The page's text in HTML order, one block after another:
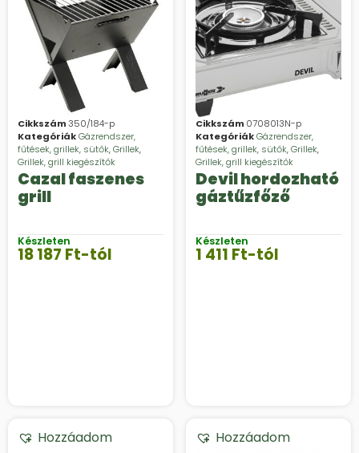
Cikkszám 350/184-p
KategóriákGázrendszer,
fűtések, grillek, sütők,Grillek,
Grillek, grill kiegészítők
Cazal faszenes
grill
Készleten
18 187 Ft-tól
Cikkszám 0708013N-p
KategóriákGázrendszer,
fűtések, grillek, sütők,Grillek,
Grillek, grill kiegészítők
Devil hordozható
gáztűzfőző
Készleten
1 411 Ft-tól
Hozzáadom Hozzáadom